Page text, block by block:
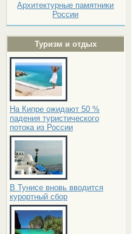
Архитектурные памятники
России
Туризм и отдых
На Кипре ожидают 50 %
падения туристического
потока из России
В Тунисе вновь вводится
курортный сбор